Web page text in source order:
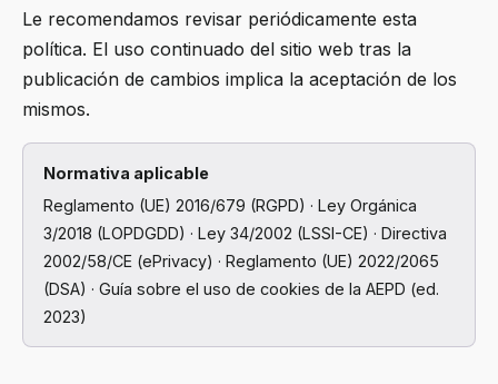
Le recomendamos revisar periódicamente esta
política. El uso continuado del sitio web tras la
publicación de cambios implica la aceptación de los
mismos.
Normativa aplicable
Reglamento (UE) 2016/679 (RGPD) · Ley Orgánica
3/2018 (LOPDGDD) · Ley 34/2002 (LSSI-CE) · Directiva
2002/58/CE (ePrivacy) · Reglamento (UE) 2022/2065
(DSA) · Guía sobre el uso de cookies de la AEPD (ed.
2023)